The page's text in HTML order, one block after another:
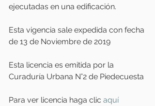
ejecutadas en una edificación.
Esta vigencia sale expedida con fecha
de 13 de Noviembre de 2019
Esta licencia es emitida por la
Curaduría Urbana N°2 de Piedecuesta
Para ver licencia haga clic aquí